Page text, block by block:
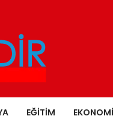
EĞITIM EKONOMI